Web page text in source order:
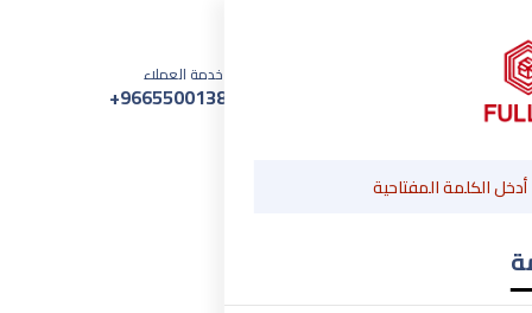
رقم خدمة العملاء
+966550013886